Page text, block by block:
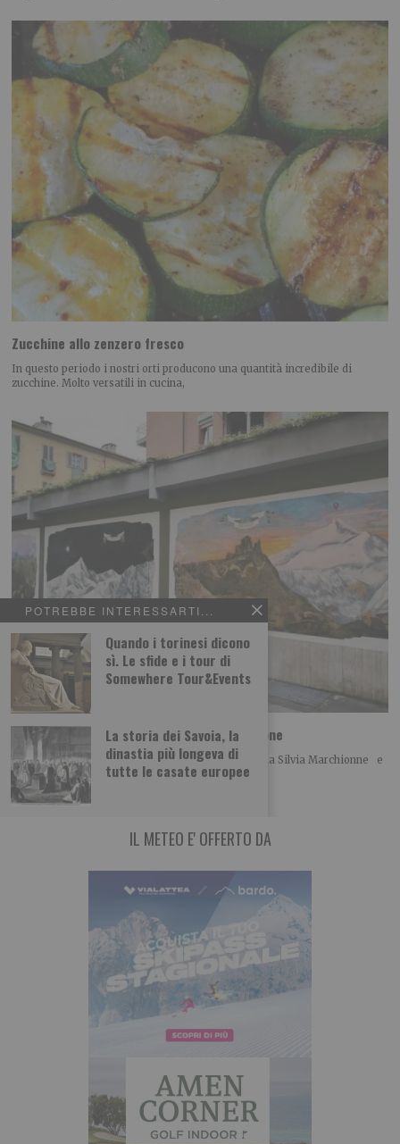
POTREBBE INTERESSARTI...
Quando i torinesi dicono
sì. Le sfide e i tour di
Somewhere Tour&Events
La storia dei Savoia, la
dinastia più longeva di
tutte le casate europee
Zucchine allo zenzero fresco
In questo periodo i nostri orti producono una quantità incredibile di
zucchine. Molto versatili in cucina,
Foto dei lettori: Vedute del/dal Rocciamelone
Ecco le foto di un ciclo di Dipinti Murali realizzati da Silvia Marchionne e
da Gianluca
IL METEO E' OFFERTO DA